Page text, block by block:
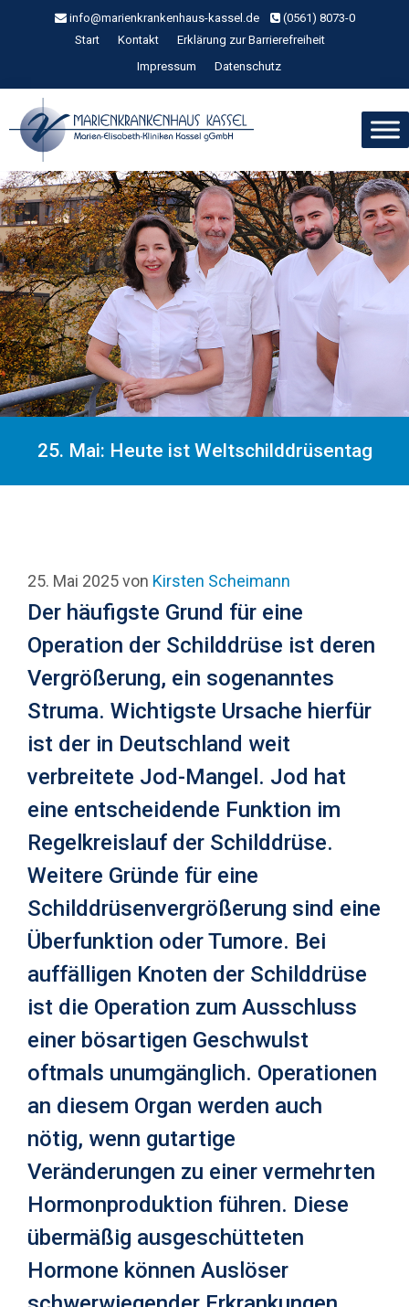
info@marienkrankenhaus-kassel.de
(0561) 8073-0
Start
Kontakt
Erklärung zur Barrierefreiheit
Impressum
Datenschutz
25. Mai: Heute ist Weltschilddrüsentag
25. Mai 2025von Kirsten Scheimann
Der häufigste Grund für eine
Operation der Schilddrüse ist deren
Vergrößerung, ein sogenanntes
Struma. Wichtigste Ursache hierfür
ist der in Deutschland weit
verbreitete Jod-Mangel. Jod hat
eine entscheidende Funktion im
Regelkreislauf der Schilddrüse.
Weitere Gründe für eine
Schilddrüsenvergrößerung sind eine
Überfunktion oder Tumore. Bei
auffälligen Knoten der Schilddrüse
ist die Operation zum Ausschluss
einer bösartigen Geschwulst
oftmals unumgänglich. Operationen
an diesem Organ werden auch
nötig, wenn gutartige
Veränderungen zu einer vermehrten
Hormonproduktion führen. Diese
übermäßig ausgeschütteten
Hormone können Auslöser